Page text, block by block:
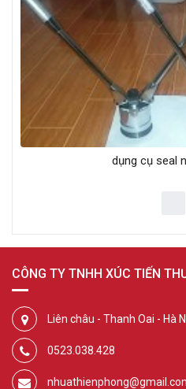
dụng cụ seal
CÔNG TY TNHH XÚC TIẾN
Liên châu - Thanh Oai - Hà
0523.038.428